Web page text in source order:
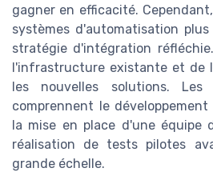
gagner en efficacité.
systèmes d'automatisation
stratégie d'intégration
l'infrastructure existante et de
les nouvelles solutions. Les
comprennent le
la mise en place d'une équipe
réalisation de tests pilotes
grande échelle.